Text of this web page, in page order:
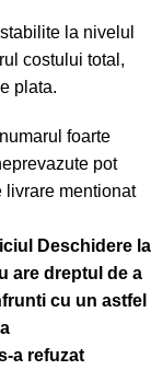
la nivelul
costului total,
plata.
foarte
pot
livrare mentionat
Deschidere la
are dreptul de a
cu un astfel
a refuzat